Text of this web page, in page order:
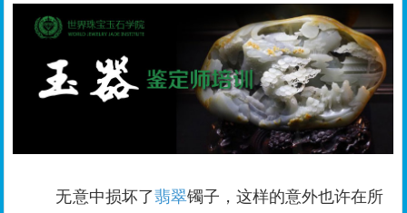
无意中损坏了翡翠镯子，这样的意外也许在所